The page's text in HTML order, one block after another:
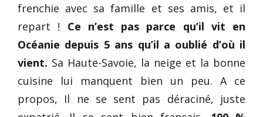
frenchie avec sa famille et ses amis, et il
repart ! Ce n’est pas parce qu’il vit en
Océanie depuis 5 ans qu’il a oublié d’où il
vient. Sa Haute-Savoie, la neige et la bonne
cuisine lui manquent bien un peu. A ce
propos, Il ne se sent pas déraciné, juste